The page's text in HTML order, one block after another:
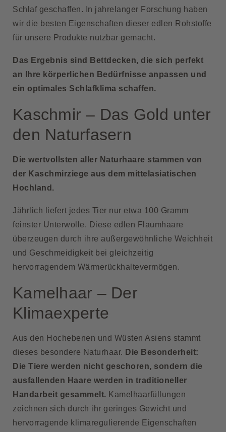
Schlaf geschaffen. In jahrelanger Forschung haben
wir die besten Eigenschaften dieser edlen Rohstoffe
für unsere Produkte nutzbar gemacht.
Das Ergebnis sind Bettdecken, die sich perfekt
an Ihre körperlichen Bedürfnisse anpassen und
ein optimales Schlafklima schaffen.
Kaschmir – Das Gold unter
den Naturfasern
Die wertvollsten aller Naturhaare stammen von
der Kaschmirziege aus dem mittelasiatischen
Hochland.
Jährlich liefert jedes Tier nur etwa 100 Gramm
feinster Unterwolle. Diese edlen Flaumhaare
überzeugen durch ihre außergewöhnliche Weichheit
und Geschmeidigkeit bei gleichzeitig
hervorragendem Wärmerückhaltevermögen.
Kamelhaar – Der
Klimaexperte
Aus den Hochebenen und Wüsten Asiens stammt
dieses besondere Naturhaar. Die Besonderheit:
Die Tiere werden nicht geschoren, sondern die
ausfallenden Haare werden in traditioneller
Handarbeit gesammelt. Kamelhaarfüllungen
zeichnen sich durch ihr geringes Gewicht und
hervorragende klimaregulierende Eigenschaften